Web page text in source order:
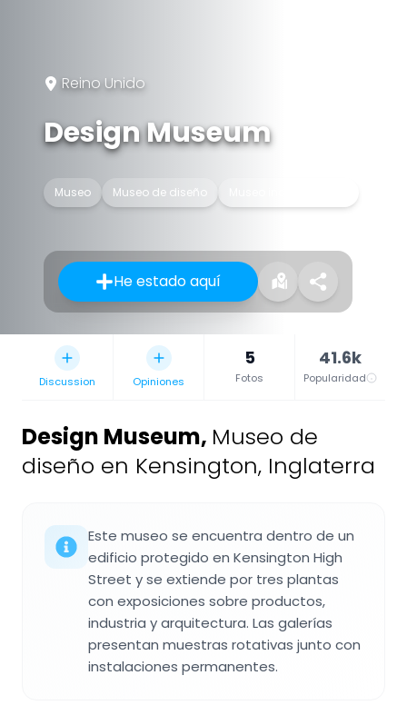
Reino Unido
Design Museum
Museo Museo de diseño
He estado aquí
Discussion Opiniones
5
Fotos
41.6k
Popularidad
Design Museum, Museo de
diseño en Kensington, Inglaterra
Este museo se encuentra dentro de un
edificio protegido en Kensington High
Street y se extiende por tres plantas
con exposiciones sobre productos,
industria y arquitectura. Las galerías
presentan muestras rotativas junto con
instalaciones permanentes.